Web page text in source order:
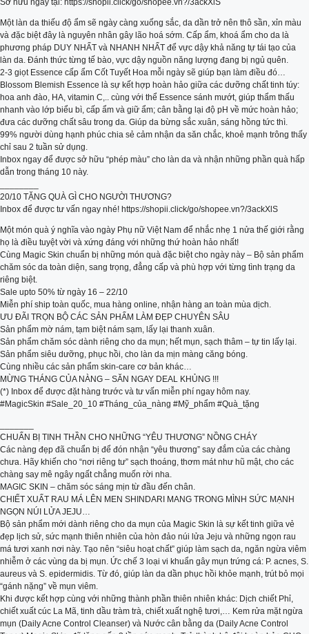
Sở hữu ngay tại: https://shopii.click/go/shopee.vn?/3ackXlS
Một làn da thiếu độ ẩm sẽ ngày càng xuống sắc, da dần trở nên thô sần, xỉn màu
và đặc biệt đây là nguyên nhân gây lão hoá sớm. Cấp ẩm, khoá ẩm cho da là
phương pháp DUY NHẤT và NHANH NHẤT để vực dậy khả năng tự tái tạo của
làn da. Đánh thức từng tế bào, vực dậy nguồn năng lượng đang bị ngủ quên.
2-3 giọt Essence cấp ẩm Cốt Tuyết Hoa mỗi ngày sẽ giúp bạn làm điều đó…
Blossom Blemish Essence là sự kết hợp hoàn hảo giữa các dưỡng chất tinh túy:
hoa anh đào, HA, vitamin C,.. cùng với thể Essence sánh mướt, giúp thẩm thấu
nhanh vào lớp biểu bì, cấp ẩm và giữ ẩm; cân bằng lại độ pH về mức hoàn hảo;
đưa các dưỡng chất sâu trong da. Giúp da bừng sắc xuân, sáng hồng tức thì.
99% người dùng hạnh phúc chia sẻ cảm nhận da săn chắc, khoẻ mạnh trông thấy
chỉ sau 2 tuần sử dụng.
Inbox ngay để được sở hữu “phép màu” cho làn da và nhận những phần quà hấp
dẫn trong tháng 10 này.
20/10 TẶNG QUÀ GÌ CHO NGƯỜI THƯƠNG?
Inbox để được tư vấn ngay nhé! https://shopii.click/go/shopee.vn?/3ackXlS
Một món quà ý nghĩa vào ngày Phụ nữ Việt Nam để nhắc nhẹ 1 nửa thế giới rằng
họ là điều tuyệt vời và xứng đáng với những thứ hoàn hảo nhất!
Cùng Magic Skin chuẩn bị những món quà đặc biệt cho ngày này – Bộ sản phẩm
chăm sóc da toàn diện, sang trọng, đẳng cấp và phù hợp với từng tình trạng da
riêng biệt.
Sale upto 50% từ ngày 16 – 22/10
Miễn phí ship toàn quốc, mua hàng online, nhận hàng an toàn mùa dịch.
ƯU ĐÃI TRỌN BỘ CÁC SẢN PHẨM LÀM ĐẸP CHUYÊN SÂU
Sản phẩm mờ nám, tạm biệt nám sạm, lấy lại thanh xuân.
Sản phẩm chăm sóc dành riêng cho da mụn; hết mụn, sạch thâm – tự tin lấy lại.
Sản phẩm siêu dưỡng, phục hồi, cho làn da mịn màng căng bóng.
Cùng nhiều các sản phẩm skin-care cơ bản khác…
MỪNG THÁNG CỦA NÀNG – SĂN NGAY DEAL KHỦNG !!!
(*) Inbox để được đặt hàng trước và tư vấn miễn phí ngay hôm nay.
#MagicSkin #Sale_20_10 #Tháng_của_nàng #Mỹ_phẩm #Quà_tặng
CHUẨN BỊ TINH THẦN CHO NHỮNG “YÊU THƯƠNG” NỒNG CHÁY
Các nàng đẹp đã chuẩn bị để đón nhận “yêu thương” say đắm của các chàng
chưa. Hãy khiến cho “nơi riêng tư” sạch thoáng, thơm mát như hũ mật, cho các
chàng say mê ngây ngất chẳng muốn rời nha.
MAGIC SKIN – chăm sóc sáng mịn từ đầu đến chân.
CHIẾT XUẤT RAU MÁ LÊN MEN SHINDARI MANG TRONG MÌNH SỨC MẠNH
NGỌN NÚI LỬA JEJU…
Bộ sản phẩm mới dành riêng cho da mụn của Magic Skin là sự kết tinh giữa vẻ
đẹp lịch sử, sức mạnh thiên nhiên của hòn đảo núi lửa Jeju và những ngọn rau
má tươi xanh nơi này. Tạo nên “siêu hoạt chất” giúp làm sạch da, ngăn ngừa viêm
nhiễm ở các vùng da bị mụn. Ức chế 3 loại vi khuẩn gây mụn trứng cá: P. acnes, S.
aureus và S. epidermidis. Từ đó, giúp làn da dần phục hồi khỏe mạnh, trút bỏ mọi
“gánh nặng” về mụn viêm.
Khi được kết hợp cùng với những thành phần thiên nhiên khác: Dịch chiết Phỉ,
chiết xuất cúc La Mã, tinh dầu tràm trà, chiết xuất nghệ tươi,… Kem rửa mặt ngừa
mụn (Daily Acne Control Cleanser) và Nước cân bằng da (Daily Acne Control